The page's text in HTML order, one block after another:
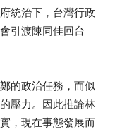
統治下，台灣行政
引渡陳同佳回台
的政治任務，而似
壓力。因此推論林
，現在事態發展而